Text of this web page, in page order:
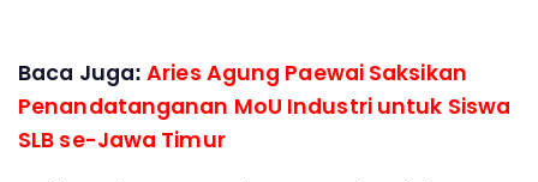
Baca Juga:Aries Agung Paewai Saksikan
Penandatanganan MoU Industri untuk Siswa
SLB se-Jawa Timur